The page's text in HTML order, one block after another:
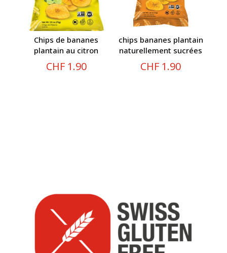
Chips de bananes
plantain au citron
CHF1.90
chips bananes plantain
naturellement sucrées
CHF 1.90